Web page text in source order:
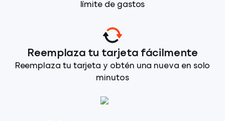
límite de gastos
Reemplaza tu tarjeta fácilmente
Reemplaza tu tarjeta y obtén una nueva en solo
minutos